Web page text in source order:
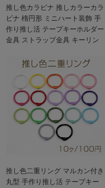
推し色カラビナ 推しカラーカラ
ビナ 楕円形 ミニハート装飾 手
作り推し活 テープキーホルダー
金具 ストラップ金具 キーリン
推し色二重リング マルカン付き
丸型 手作り推し活 テープキー